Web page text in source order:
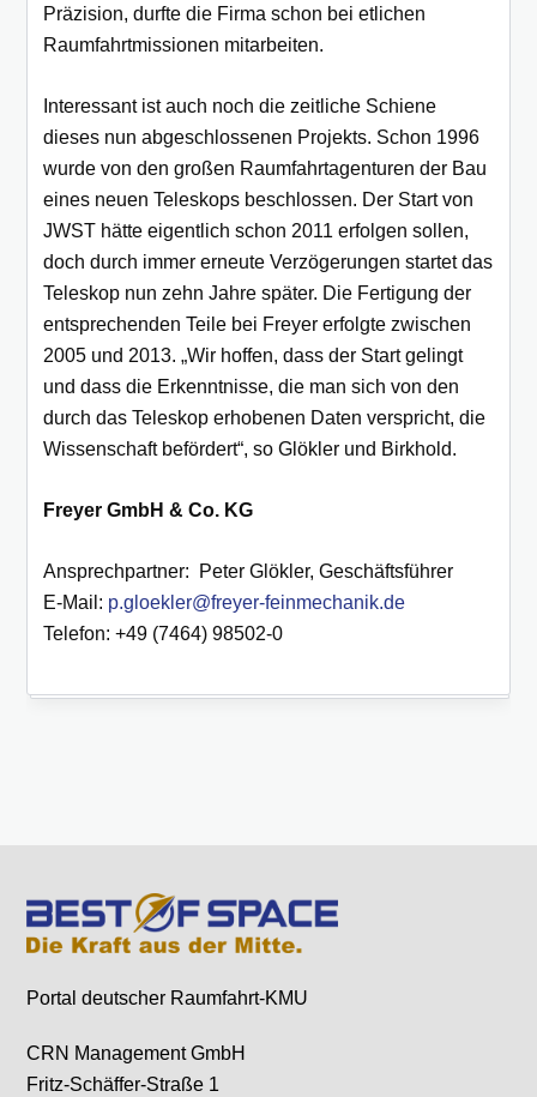
Präzision, durfte die Firma schon bei etlichen
Raumfahrtmissionen mitarbeiten.
Interessant ist auch noch die zeitliche Schiene
dieses nun abgeschlossenen Projekts. Schon 1996
wurde von den großen Raumfahrtagenturen der Bau
eines neuen Teleskops beschlossen. Der Start von
JWST hätte eigentlich schon 2011 erfolgen sollen,
doch durch immer erneute Verzögerungen startet das
Teleskop nun zehn Jahre später. Die Fertigung der
entsprechenden Teile bei Freyer erfolgte zwischen
2005 und 2013. „Wir hoffen, dass der Start gelingt
und dass die Erkenntnisse, die man sich von den
durch das Teleskop erhobenen Daten verspricht, die
Wissenschaft befördert“, so Glökler und Birkhold.
Freyer GmbH & Co. KG
Ansprechpartner: Peter Glökler, Geschäftsführer
E-Mail: p.gloekler@freyer-feinmechanik.de
Telefon: +49 (7464) 98502-0
Portal deutscher Raumfahrt-KMU
CRN Management GmbH
Fritz-Schäffer-Straße 1